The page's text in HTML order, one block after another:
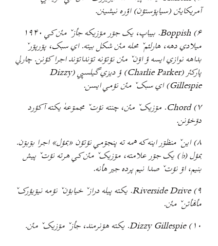
آمريکايئن (سياپۊستؤن) اؤره نيشينن.
۶) Boppish. بيباپ، يک جۊر مۊزيکه جأزˇ مئن کي ۱۹۴۰
ميلادي دهه، هارلئمˇ محله مئن شکل بيته. اي سبک، پۊرپۊرˇ
بداهه نوازي ايسه ؤ اۊنˇ مئن نؤتؤنه تۊنداتۊند اجرا کؤنن. چارلي
پارکئر (Charlie Parker) ؤ ديزي گيلسپي (Dizzy
Gillespie) اي سبکˇ مئن نؤمي ايسن.
۷) Chord. مۊزيکˇ مئن، چنته نؤتˇ مجمۊعهٰ یکته آکؤرد
دۊخؤنن.
۸) اينˇ منظۊر اينه که همه ته پنجۊمي نؤتؤن «بمؤل» اجرا بۊبۊن.
بمؤل (♭) يک جۊر علامته، مۊزيکˇ مئن کي هرته نؤتˇ پيش
بنيم، اۊ نؤتˇ صدا نيم پرده جير هأنه.
۹) Riverside Drive. يکته پيله درازˇ خيابؤنˇ نؤمه نيۊيؤرکˇ
مأنهأتنˇ مئن.
۱۰) Dizzy Gillespie. یکته هۊنرمند، جأزˇ مۊزيکˇ مئن.